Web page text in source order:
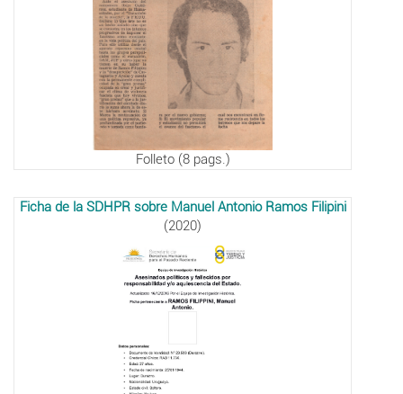
Folleto (8 pags.)
Ficha de la SDHPR sobre Manuel Antonio Ramos Filipini
(2020)